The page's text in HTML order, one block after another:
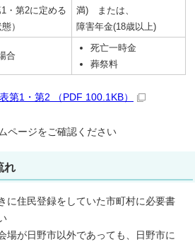
・第2に定める
）
満) または、
障害年金(18歳以上)
合
死亡一時金
葬祭料
第1・第2 （PDF 100.1KB）
ページをご確認ください
れ
に住民登録をしていた市町村に必要書
場が日野市以外であっても、日野市に